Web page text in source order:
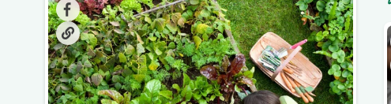
მოსავალს და ბაღი მზადდება შემოდგომა-
ზამთრის სეზონისთვის. იმისათვის, რომ
ნიადაგმა ენერგია აღიდგინოს, ხოლო
მცენარეებმა ზამთარს გაუძლონ, აგვისტოს
ბოლომდე 5 მნიშვნელოვანი საქმის გაკეთება
უნდა მოასწროთ: